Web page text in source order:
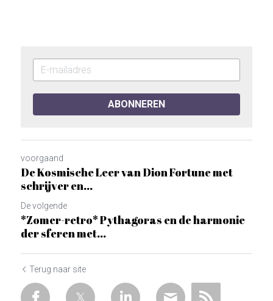
ABONNEREN
voorgaand
De Kosmische Leer van Dion Fortune met
schrijver en...
De volgende
*Zomer-retro* Pythagoras en de harmonie
der sferen met...
Terug naar site